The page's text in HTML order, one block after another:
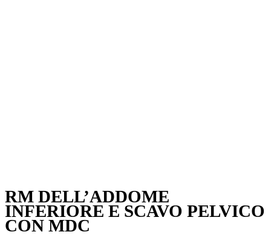
RM DELL’ADDOME
INFERIORE E SCAVO PELVICO
CON MDC